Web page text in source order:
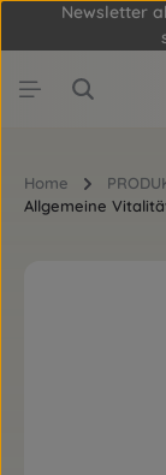
Zum Hauptinhalt
Newsletter
Home
Allgemeine
Bildergalerie